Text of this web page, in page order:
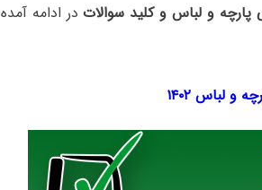
پارچه و لباس و کلید سوالاتدر ادامه آمده
و لباس ۱۴۰۲